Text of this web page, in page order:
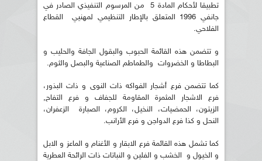
تطبيقا لأحكام المادة 5 من المرسوم التنفيذي الصادر في
جانفي 1996 المتعلق بالإطار التنظيمي لمهنيي القطاع
الفلاحي.
و تتضمن هذه القائمة الحبوب والبقول الجافة والحليب و
البطاطا و الخضروات والطماطم الصناعية والبصل والثوم.
كما تتضمن فرع أشجار الفواكه ذات النوى و ذات البذور،
فرع الاشجار المثمرة المقاومة للجفاف و فرع التفاح,
الزيتون، الحمضيات، النخيل، الكروم، الصبارة الزعفران،
النحل و كذا فرع الدواجن و فرع الأرانب.
كما تشمل هذه القائمة فرع الابقار و الأغنام و الماعز و الابل
و الخيول و الخشب و الفلين و النباتات ذات الرائحة العطرية